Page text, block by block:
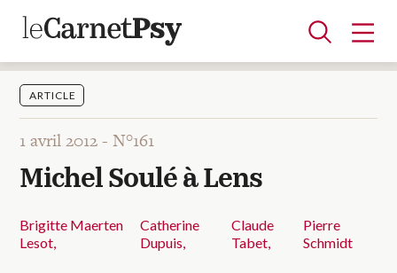
Articles
A la une
Adolescence
Dispositif
Enfance
Périnatalité
Psychanalyse
Psychopathologie
Soin
ARTICLE
1 avril 2012 -N°161
Michel Soulé à Lens
Brigitte Maerten
Lesot
Catherine
Dupuis
Claude
Tabet
Pierre
Schmidt